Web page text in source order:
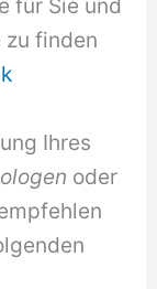
für Sie und
zu finden
Ihres
oder